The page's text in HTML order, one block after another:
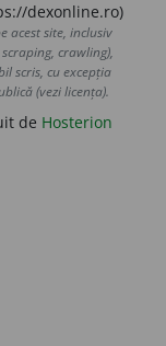
dexonline.ro)
acest site, inclusiv
crawling),
scris, cu excepția
(vezi licența).
de Hosterion